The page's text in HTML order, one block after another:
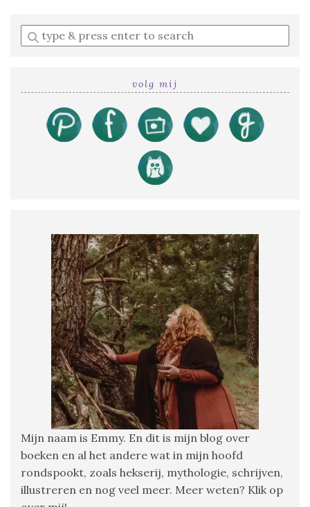
Enter
a
volg mij
Mijn naam is Emmy. En dit is mijn blog over
boeken en al het andere wat in mijn hoofd
rondspookt, zoals hekserij, mythologie, schrijven,
illustreren en nog veel meer. Meer weten? Klik op